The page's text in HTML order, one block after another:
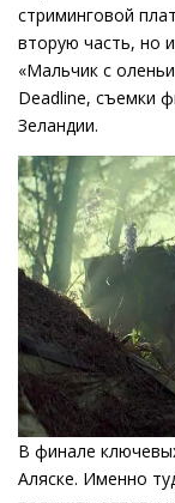
стриминговой
вторую часть, но
«Мальчик с
Deadline, съемки
Зеландии.
В финале
Аляске. Именно